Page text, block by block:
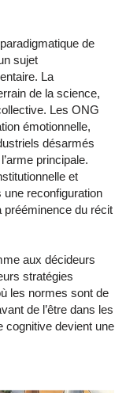
de
sujet
La
de la science,
Les ONG
émotionnelle,
désarmés
principale.
et
une reconfiguration
du récit
aux décideurs
stratégies
les normes sont de
de l’être dans les
cognitive devient une